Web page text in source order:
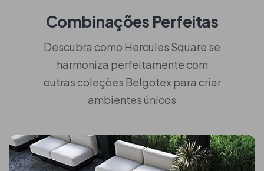
Combinações Perfeitas
Descubra como Hercules Square se
harmoniza perfeitamente com
outras coleções Belgotex para criar
ambientes únicos